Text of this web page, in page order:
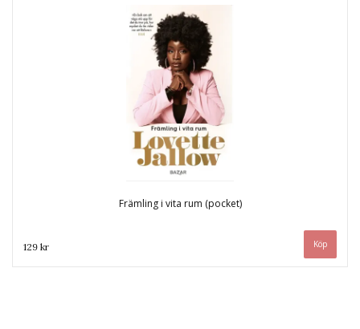
Främling i vita rum (pocket)
129 kr